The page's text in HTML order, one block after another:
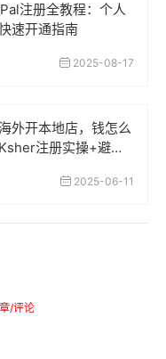
注册全教程：个人
速开通指南
2025-08-17
外开本地店，钱怎么
注册实操+避坑
2025-06-11
/评论